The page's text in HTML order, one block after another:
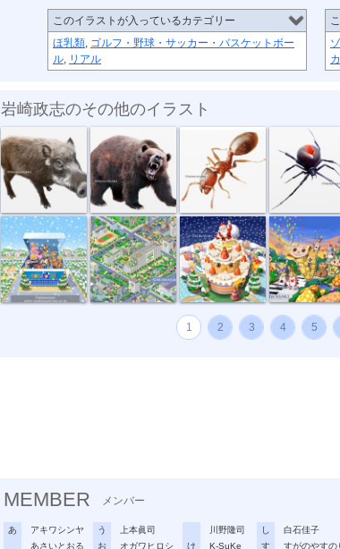
このイラストが入っているカテゴリー
ほ乳類, ゴルフ・野球・サッカー・バスケットボー
ル, リアル
岩崎政志のその他のイラスト
危険生物・イ... 危険生物・クマ 危険生物・ヒ...
トイザラスポ... マンション・... サンタとクリ... 音楽会のパレ...
1 2 3 4 5
MEMBER メンバー
あ
アキワシンヤ
あさいとおる
う
上本眞司
お
オガワヒロシ
川野隆司
け
K-SuKe
し
白石佳子
す
すがのやすの